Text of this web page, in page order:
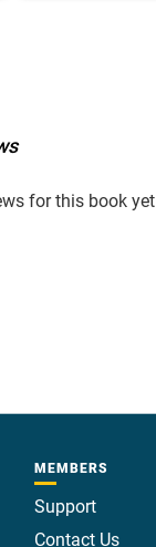
for this book yet
MEMBERS
Support
Contact Us